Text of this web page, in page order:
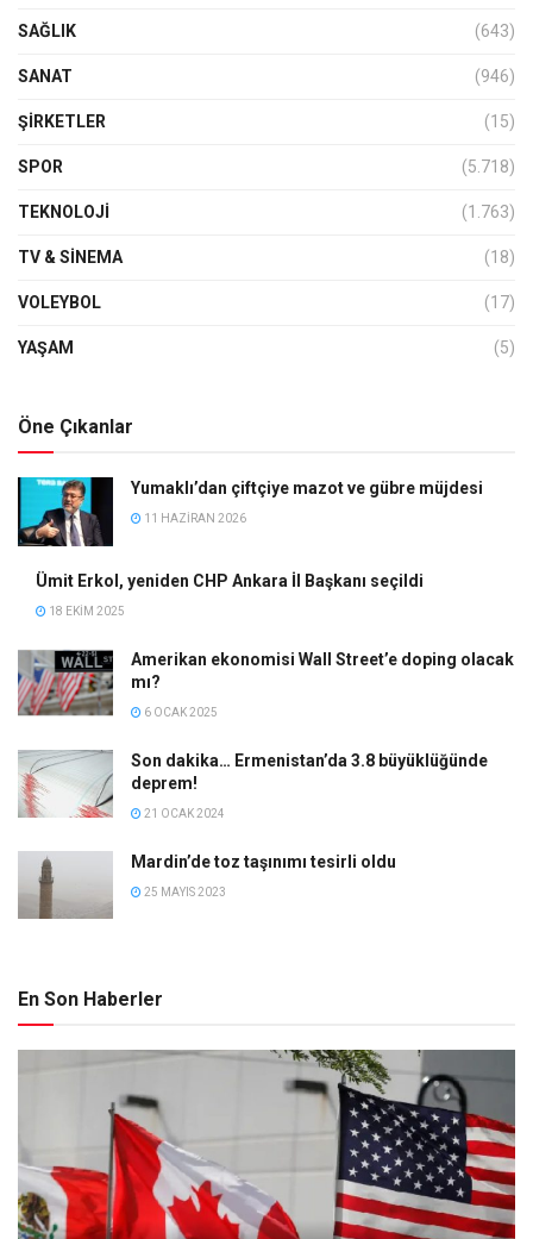
SAĞLIK (643)
SANAT (946)
ŞIRKETLER (15)
SPOR (5.718)
TEKNOLOJİ (1.763)
TV & SINEMA (18)
VOLEYBOL (17)
YAŞAM (5)
Öne Çıkanlar
Yumaklı’dan çiftçiye mazot ve gübre müjdesi
11 HAZIRAN 2026
Ümit Erkol, yeniden CHP Ankara İl Başkanı seçildi
18 EKIM 2025
Amerikan ekonomisi Wall Street’e doping olacak
mı?
6 OCAK 2025
Son dakika… Ermenistan’da 3.8 büyüklüğünde
deprem!
21 OCAK 2024
Mardin’de toz taşınımı tesirli oldu
25 MAYIS 2023
En Son Haberler